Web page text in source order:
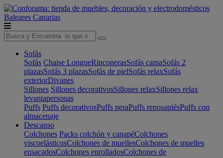
Baleares Canarias
Sofás
Sofás Chaise LongueRinconerasSofás camaSofás 2
plazasSofás 3 plazasSofás de pielSofás relaxSofás
exteriorDivanes
Sillones Sillones decorativosSillones relaxSillones relax
levantapersonas
Puffs Puffs decorativosPuffs peraPuffs reposapiésPuffs con
almacenaje
Descanso
Colchones Packs colchón y canapéColchones
viscoelásticosColchones de muellesColchones de muelles
ensacadosColchones enrolladosColchones de